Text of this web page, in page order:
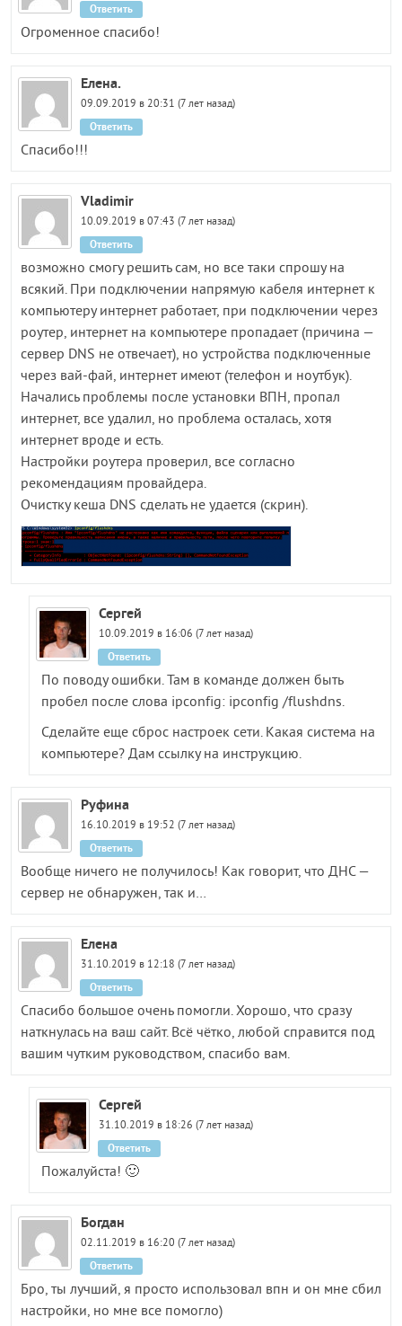
Огроменное спасибо!
Ответить
Елена.
09.09.2019 в 20:31 (7 лет назад)
Спасибо!!!
Ответить
Vladimir
10.09.2019 в 07:43 (7 лет назад)
возможно смогу решить сам, но все таки спрошу на
всякий. При подключении напрямую кабеля интернет к
компьютеру интернет работает, при подключении через
роутер, интернет на компьютере пропадает (причина —
сервер DNS не отвечает), но устройства подключенные
через вай-фай, интернет имеют (телефон и ноутбук).
Начались проблемы после установки ВПН, пропал
интернет, все удалил, но проблема осталась, хотя
интернет вроде и есть.
Настройки роутера проверил, все согласно
рекомендациям провайдера.
Очистку кеша DNS сделать не удается (скрин).
Ответить
Сергей
10.09.2019 в 16:06 (7 лет назад)
По поводу ошибки. Там в команде должен быть
пробел после слова ipconfig: ipconfig /flushdns.
Сделайте еще сброс настроек сети. Какая система на
компьютере? Дам ссылку на инструкцию.
Ответить
Руфина
16.10.2019 в 19:52 (7 лет назад)
Вообще ничего не получилось! Как говорит, что ДНС —
сервер не обнаружен, так и…
Ответить
Елена
31.10.2019 в 12:18 (7 лет назад)
Спасибо большое очень помогли. Хорошо, что сразу
наткнулась на ваш сайт. Всё чётко, любой справится под
вашим чутким руководством, спасибо вам.
Ответить
Сергей
31.10.2019 в 18:26 (7 лет назад)
Пожалуйста! 🙂
Ответить
Богдан
02.11.2019 в 16:20 (7 лет назад)
Бро, ты лучший, я просто использовал впн и он мне сбил
настройки, но мне все помогло)
Ответить